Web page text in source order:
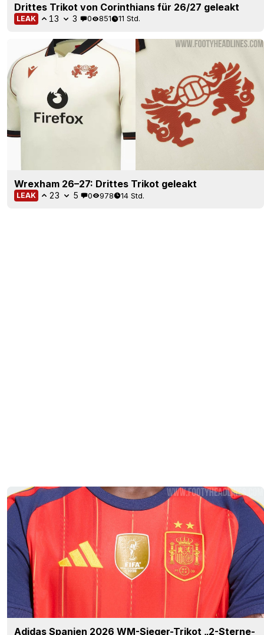
Drittes Trikot von Corinthians für 26/27 geleakt
LEAK 13 3 0 851 11 Std.
Wrexham 26–27: Drittes Trikot geleakt
LEAK 23 5 0 978 14 Std.
Adidas Spanien 2026 WM-Sieger-Trikot „2-Sterne-